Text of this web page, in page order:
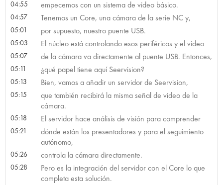
04:55 empecemos con un sistema de video básico.
04:57 Tenemos un Core, una cámara de la serie NC y,
05:01 por supuesto, nuestro puente USB.
05:03 El núcleo está controlando esos periféricos y el video
05:07 de la cámara va directamente al puente USB. Entonces,
05:11 ¿qué papel tiene aquí Seervision?
05:13 Bien, vamos a añadir un servidor de Seervision,
05:15
que también recibirá la misma señal de video de la
cámara.
05:18 El servidor hace análisis de visión para comprender
05:21
dónde están los presentadores y para el seguimiento
autónomo,
05:26 controla la cámara directamente.
05:28
Pero es la integración del servidor con el Core lo que
completa esta solución.